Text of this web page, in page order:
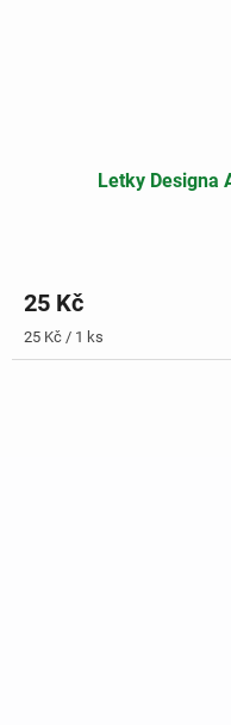
Letky Designa
25 Kč
Měrná
cena:
25 Kč / 1 ks